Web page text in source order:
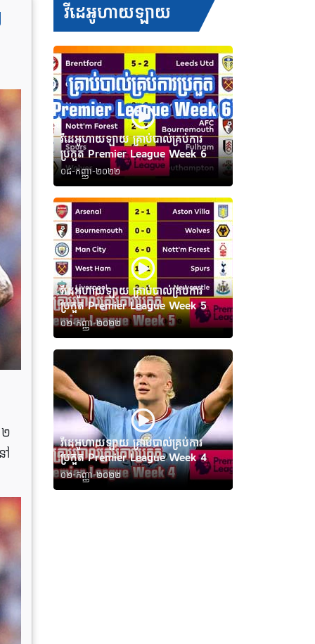
វីដេអូហាយឡាយ
វីដេអូហាយឡាយ គ្រាប់បាល់គ្រប់ការ
ប្រកួត Premier League Week 6
០៨-កញ្ញា-២០២២
វីដេអូហាយឡាយ គ្រាប់បាល់គ្រប់ការ
ប្រកួត Premier League Week 5
០២-កញ្ញា-២០២២
វីដេអូហាយឡាយ គ្រាប់បាល់គ្រប់ការ
ប្រកួត Premier League Week 4
០២-កញ្ញា-២០២២